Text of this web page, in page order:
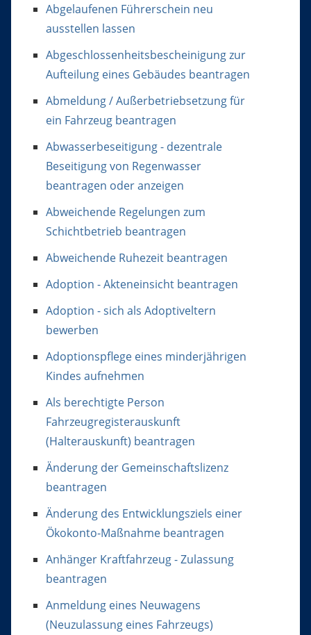
Abgelaufenen Führerschein neu
ausstellen lassen
Abgeschlossenheitsbescheinigung zur
Aufteilung eines Gebäudes beantragen
Abmeldung / Außerbetriebsetzung für
ein Fahrzeug beantragen
Abwasserbeseitigung - dezentrale
Beseitigung von Regenwasser
beantragen oder anzeigen
Abweichende Regelungen zum
Schichtbetrieb beantragen
Abweichende Ruhezeit beantragen
Adoption - Akteneinsicht beantragen
Adoption - sich als Adoptiveltern
bewerben
Adoptionspflege eines minderjährigen
Kindes aufnehmen
Als berechtigte Person
Fahrzeugregisterauskunft
(Halterauskunft) beantragen
Änderung der Gemeinschaftslizenz
beantragen
Änderung des Entwicklungsziels einer
Ökokonto-Maßnahme beantragen
Anhänger Kraftfahrzeug - Zulassung
beantragen
Anmeldung eines Neuwagens
(Neuzulassung eines Fahrzeugs)